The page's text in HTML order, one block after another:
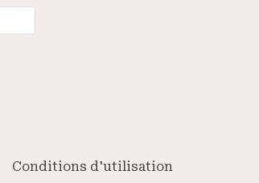
Conditions d'utilisation